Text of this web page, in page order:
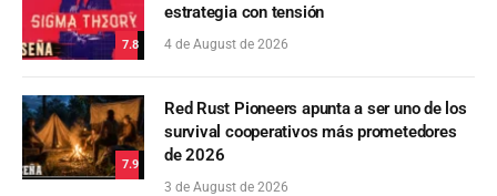
7.8
estrategia con tensión
4 de August de 2026
7.9
Red Rust Pioneers apunta a ser uno de los
survival cooperativos más prometedores
de 2026
3 de August de 2026